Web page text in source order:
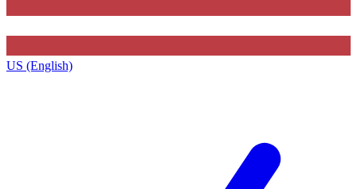
US (English)